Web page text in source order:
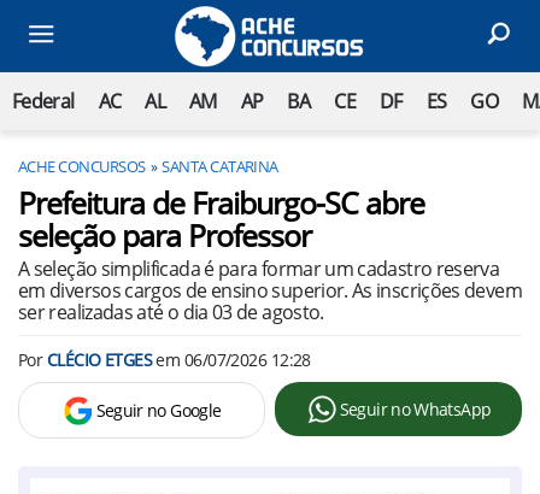
Federal AC AL AM AP BA CE DF ES GO
ACHE CONCURSOS SANTA CATARINA
Prefeitura de Fraiburgo-SC abre
seleção para Professor
A seleção simplificada é para formar um cadastro reserva
em diversos cargos de ensino superior. As inscrições devem
ser realizadas até o dia 03 de agosto.
PorCLÉCIO ETGESem 06/07/2026 12:28
Seguir no Google Seguir no WhatsApp